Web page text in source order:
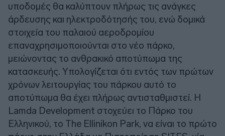
υποδομές θα καλύπτουν πλήρως τις ανάγκες
άρδευσης και ηλεκτροδότησής του, ενώ δομικά
στοιχεία του παλαιού αεροδρομίου
επαναχρησιμοποιούνται στο νέο πάρκο,
μειώνοντας το ανθρακικό αποτύπωμα της
κατασκευής. Υπολογίζεται ότι εντός των πρώτων
χρόνων λειτουργίας του πάρκου αυτό το
αποτύπωμα θα έχει πλήρως αντισταθμιστεί. Η
Lamda Development στοχεύει το Πάρκο του
Ελληνικού, το The Ellinikon Park, να είναι το πρώτο